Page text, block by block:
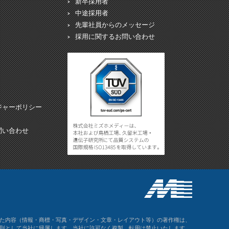
ーポリシー
い合わせ
中途採用者
先輩社員からのメッセージ
採用に関するお問い合わせ
内容（情報・商標・写真・デザイン・文章・レイアウト等）の著作権は、